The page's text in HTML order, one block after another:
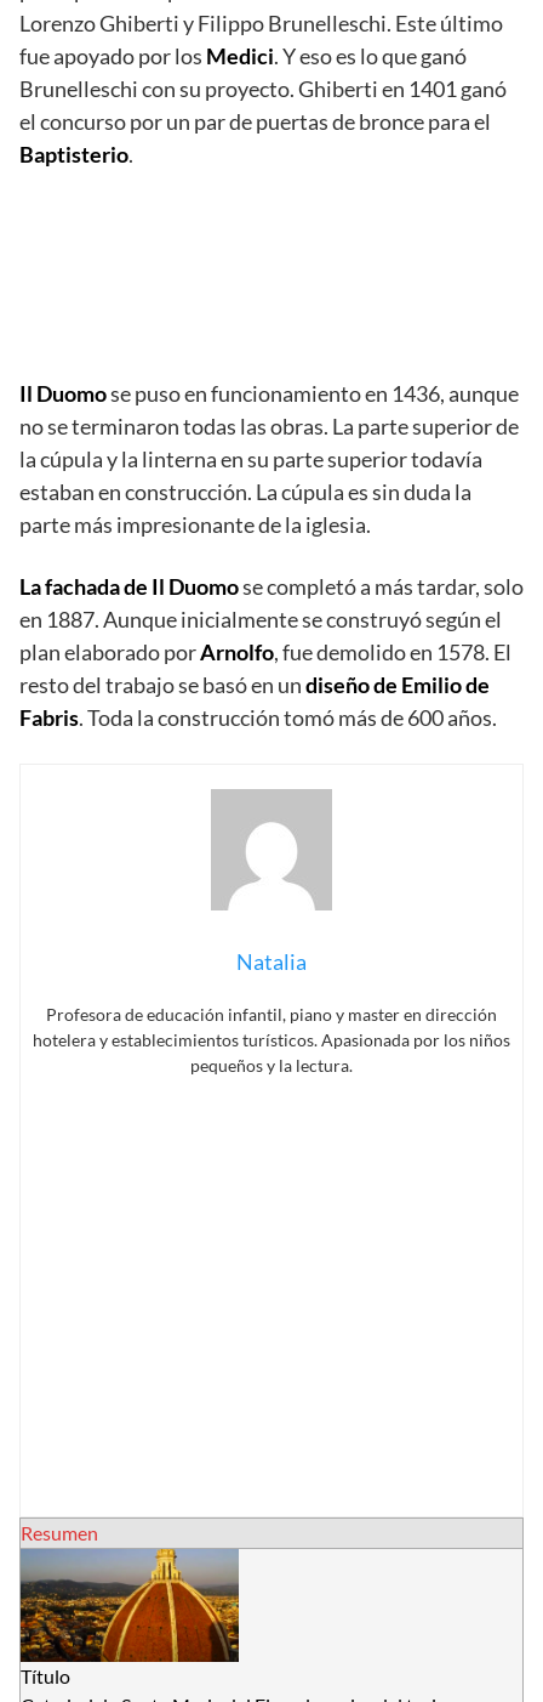
Lorenzo Ghiberti y Filippo Brunelleschi. Este último
fue apoyado por los Medici. Y eso es lo que ganó
Brunelleschi con su proyecto. Ghiberti en 1401 ganó
el concurso por un par de puertas de bronce para el
Baptisterio.
Il Duomose puso en funcionamiento en 1436, aunque
no se terminaron todas las obras. La parte superior de
la cúpula y la linterna en su parte superior todavía
estaban en construcción. La cúpula es sin duda la
parte más impresionante de la iglesia.
La fachada de Il Duomose completó a más tardar, solo
en 1887. Aunque inicialmente se construyó según el
plan elaborado porArnolfo, fue demolido en 1578. El
resto del trabajo se basó en undiseño de Emilio de
Fabris. Toda la construcción tomó más de 600 años.
Natalia
Profesora de educación infantil, piano y master en dirección
hotelera y establecimientos turísticos. Apasionada por los niños
pequeños y la lectura.
Resumen
Título